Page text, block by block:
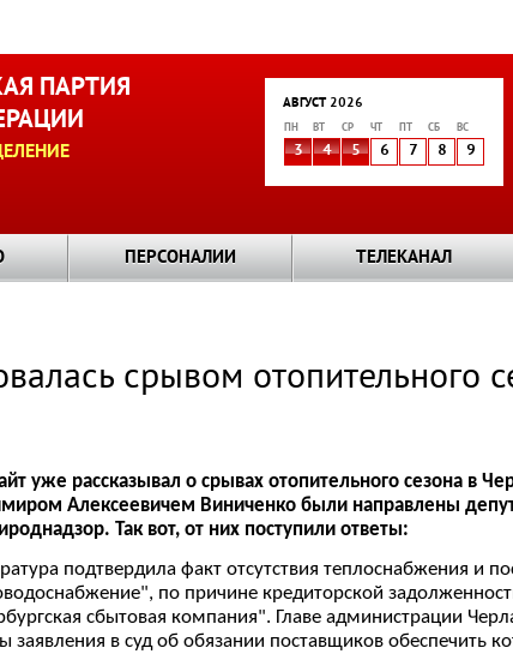
ПАРТИЯ
АВГУСТ 2026
ПН ВТ СР ЧТ СБ ВС
3 4 5 6 7 8 9
ПЕРСОНАЛИИ ТЕЛЕКАНАЛ
срывом отопительного
уже рассказывал о срывах отопительного сезона в
Алексеевичем Виниченко были направлены
Так вот, от них поступили ответы:
подтвердила факт отсутствия теплоснабжения и
по причине кредиторской
сбытовая компания". Главе администрации
заявления в суд об обязании поставщиков обеспечить